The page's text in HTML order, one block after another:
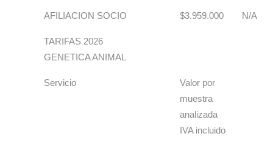
AFILIACION SOCIO $3.959.000 N/A
TARIFAS 2026
GENETICA ANIMAL
Servicio
Valor por
muestra
analizada
IVA incluido